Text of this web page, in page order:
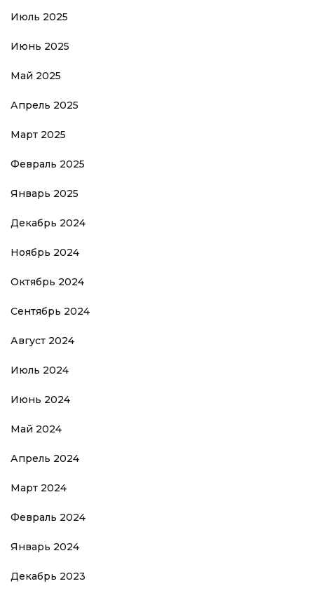
Июль 2025
Июнь 2025
Май 2025
Апрель 2025
Март 2025
Февраль 2025
Январь 2025
Декабрь 2024
Ноябрь 2024
Октябрь 2024
Сентябрь 2024
Август 2024
Июль 2024
Июнь 2024
Май 2024
Апрель 2024
Март 2024
Февраль 2024
Январь 2024
Декабрь 2023